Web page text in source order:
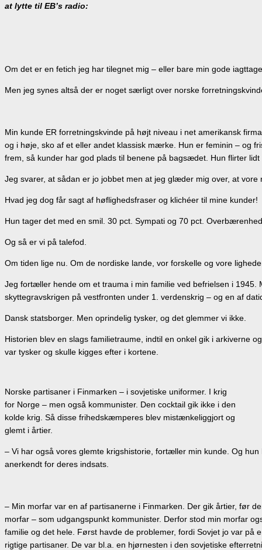
at lytte til EB’s radio:
Om det er en fetich jeg har tilegnet mig – eller bare min gode
Men jeg synes altså der er noget særligt over norske
Min kunde ER forretningskvinde på højt niveau i net amerikansk
og i høje, sko af et eller andet klassisk mærke. Hun er feminin – og
frem, så kunder har god plads til benene på bagsædet. Hun flirter
Jeg svarer, at sådan er jo jobbet men at jeg glæder mig over, at
Hvad jeg dog får sagt af høflighedsfraser og klichéer til mine kunder!
Hun tager det med en smil. 30 pct. Sympati og 70 pct.
Og så er vi på talefod.
Om tiden lige nu. Om de nordiske lande, vor forskelle og vore
Jeg fortæller hende om et trauma i min familie ved befrielsen i
skyttegravskrigen på vestfronten under 1. verdenskrig – og en af
Dansk statsborger. Men oprindelig tysker, og det glemmer vi ikke.
Historien blev en slags familietraume, indtil en onkel gik i arkiverne
var tysker og skulle kigges efter i kortene.
Norske partisaner i Finmarken – i sovjetiske uniformer. I krig
for Norge – men også kommunister. Den cocktail gik ikke i den
kolde krig. Så disse frihedskæmperes blev mistænkeliggjort og
glemt i årtier.
– Vi har også vores glemte krigshistorie, fortæller min kunde. Og
anerkendt for deres indsats.
– Min morfar var en af partisanerne i Finmarken. Der gik årtier, før
morfar – som udgangspunkt kommunister. Derfor stod min morfar
familie og det hele. Først havde de problemer, fordi Sovjet jo var på
rigtige partisaner. De var bl.a. en hjørnesten i den sovjetiske